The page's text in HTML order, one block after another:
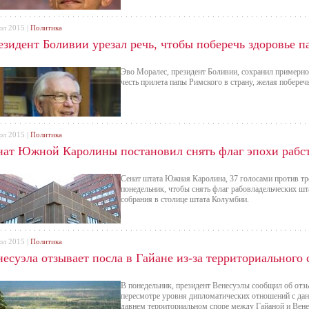
Боливии урезал речь, чтобы поберечь здоровье
Эво Моралес, президент Боливии, сохранил
честь прилета папы Римского в страну, желая
2015 | Политика
Южной Каролины постановил снять флаг эпохи
Сенат штата Южная Каролина, 37 голосами против
понедельник, чтобы снять флаг рабовладельческих
собрания в столице штата Колумбии.
2015 | Политика
отзывает посла в Гайане из-за территориального
В понедельник, президент Венесуэлы сообщил об
пересмотре уровня дипломатических отношений с
давнем территориальном споре между Гайаной и
2015 | Политика